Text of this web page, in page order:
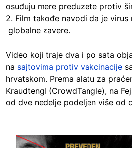
osuđuju mere preduzete protiv
2. Film takođe navodi da je virus
globalne zavere.
Video koji traje dva i po sata
na sajtovima protiv vakcinacije
hrvatskom. Prema alatu za
Kraudtengl (CrowdTangle), na
od dve nedelje podeljen više od
Image